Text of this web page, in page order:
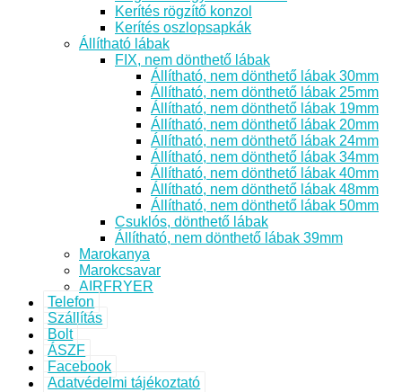
Kerítés rögzítő konzol
Kerítés oszlopsapkák
Állítható lábak
FIX, nem dönthető lábak
Állítható, nem dönthető lábak 30mm
Állítható, nem dönthető lábak 25mm
Állítható, nem dönthető lábak 19mm
Állítható, nem dönthető lábak 20mm
Állítható, nem dönthető lábak 24mm
Állítható, nem dönthető lábak 34mm
Állítható, nem dönthető lábak 40mm
Állítható, nem dönthető lábak 48mm
Állítható, nem dönthető lábak 50mm
Csuklós, dönthető lábak
Állítható, nem dönthető lábak 39mm
Marokanya
Marokcsavar
AIRFRYER
Telefon
Szállítás
Bolt
ÁSZF
Facebook
Adatvédelmi tájékoztató